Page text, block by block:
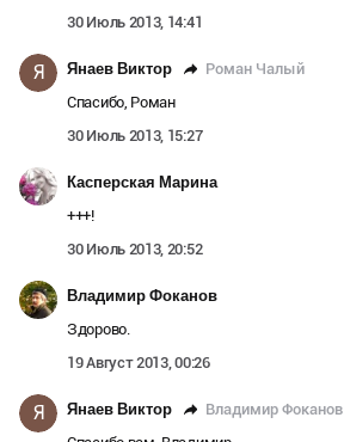
30 Июль 2013, 14:41
Я Янаев Виктор Роман Чалый
Спасибо, Роман
30 Июль 2013, 15:27
Касперская Марина
+++!
30 Июль 2013, 20:52
Владимир Фоканов
Здорово.
19 Август 2013, 00:26
Я Янаев Виктор Владимир Фоканов